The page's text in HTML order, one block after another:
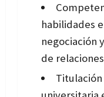
habilidades
negociación
de
Titulación